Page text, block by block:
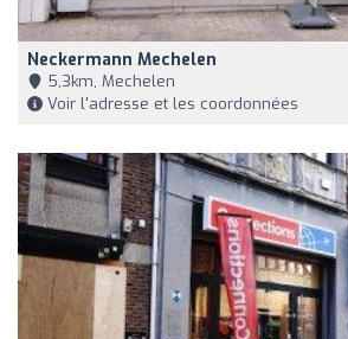
Neckermann Mechelen
5,3km, Mechelen
Voir l'adresse et les coordonnées